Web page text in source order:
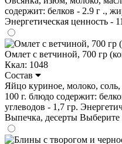
содержит: белков - 2.9 г .,
Энергетическая ценность -
Омлет с ветчиной, 700 гр
Ккал: 1048
Состав
Яйцо куриное, молоко,
100 г. блюдо содержит:
углеводов - 1,7 гр.
Выпечка, десерты Выберите